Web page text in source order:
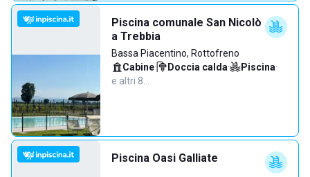
Piscina comunale San Nicolò
a Trebbia
Bassa Piacentino, Rottofreno
Cabine· Doccia calda· Piscina·
e altri 8…
Piscina Oasi Galliate